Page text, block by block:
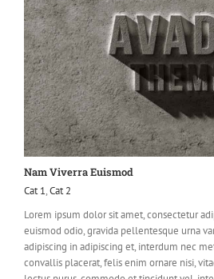
Nam Viverra Euismod
Cat 1,Cat 2
Lorem ipsum dolor sit amet, consectetur
euismod odio, gravida pellentesque urna
adipiscing in adipiscing et, interdum nec
convallis placerat, felis enim ornare nisi,